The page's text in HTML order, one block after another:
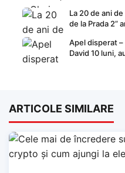
La 20 de ani
de la Prada 2”
Apel disperat
David 10 luni,
ARTICOLE SIMILARE